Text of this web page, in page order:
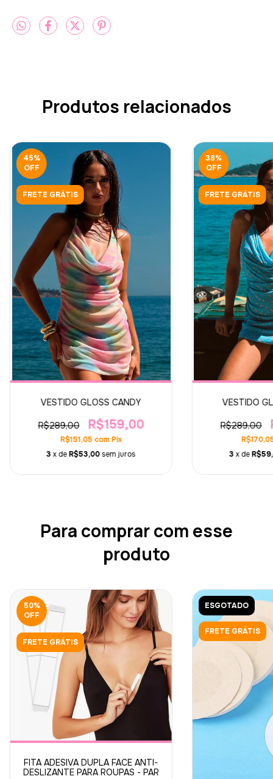
Produtos relacionados
45%
OFF
FRETE GRÁTIS
VESTIDO GLOSS CANDY
R$289,00 R$159,00
R$151,05 com Pix
3 x deR$53,00sem juros
38%
OFF
FRETE GRÁTIS
VESTIDO
R$289,00
3 x de
Para comprar com esse
produto
50%
OFF
FRETE GRÁTIS
FITA ADESIVA DUPLA FACE ANTI-
DESLIZANTE PARA ROUPAS - PAR
ESGOTADO
FRETE GRÁTIS